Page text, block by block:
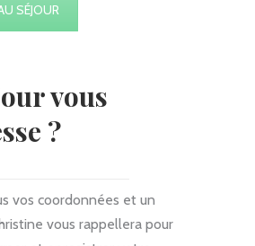
SÉJOUR
vous
?
vos coordonnées et un
vous rappellera pour